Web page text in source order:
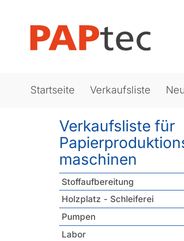
Startseite Verkaufsliste
Verkaufsliste für
maschinen
Stoffaufbereitung
Holzplatz - Schleiferei
Pumpen
Labor